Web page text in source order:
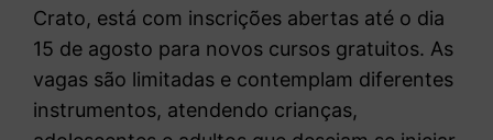
Crato, está com inscrições abertas até o dia
15 de agosto para novos cursos gratuitos. As
vagas são limitadas e contemplam diferentes
instrumentos, atendendo crianças,